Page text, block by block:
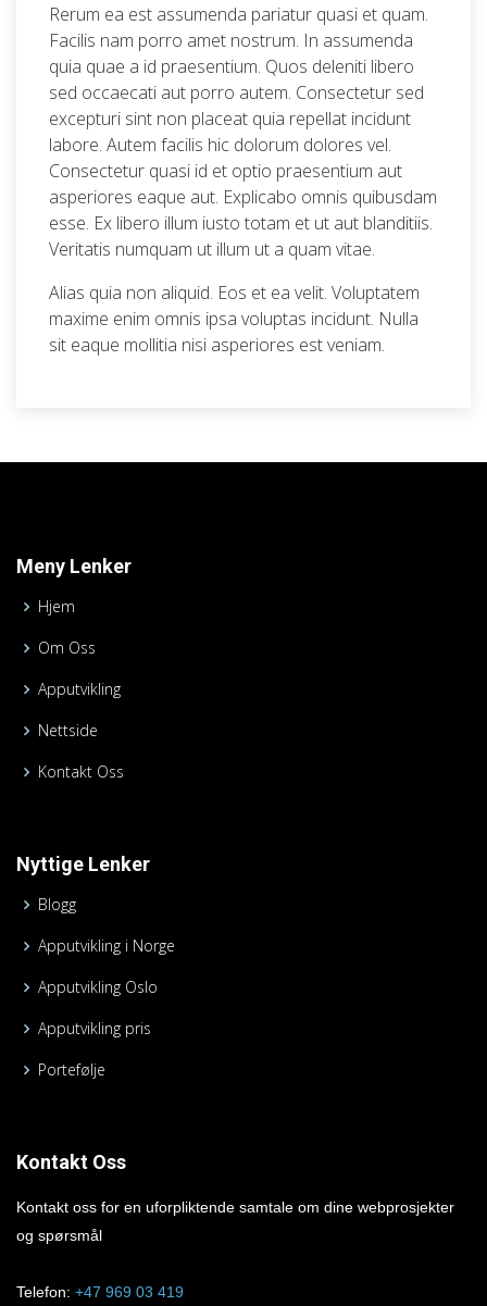
Rerum ea est assumenda pariatur quasi et quam.
Facilis nam porro amet nostrum. In assumenda
quia quae a id praesentium. Quos deleniti libero
sed occaecati aut porro autem. Consectetur sed
excepturi sint non placeat quia repellat incidunt
labore. Autem facilis hic dolorum dolores vel.
Consectetur quasi id et optio praesentium aut
asperiores eaque aut. Explicabo omnis quibusdam
esse. Ex libero illum iusto totam et ut aut blanditiis.
Veritatis numquam ut illum ut a quam vitae.
Alias quia non aliquid. Eos et ea velit. Voluptatem
maxime enim omnis ipsa voluptas incidunt. Nulla
sit eaque mollitia nisi asperiores est veniam.
Meny Lenker
Hjem
Om Oss
Apputvikling
Nettside
Kontakt Oss
Nyttige Lenker
Blogg
Apputvikling i Norge
Apputvikling Oslo
Apputvikling pris
Portefølje
Kontakt Oss
Kontakt oss for en uforpliktende samtale om dine webprosjekter
og spørsmål
Telefon: +47 969 03 419